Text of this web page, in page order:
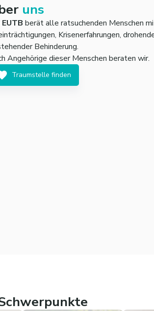
uns
EUTB berät alle ratsuchenden Menschen
Krisenerfahrungen,
Behinderung.
Angehörige dieser Menschen beraten wir.
Traumstelle finden